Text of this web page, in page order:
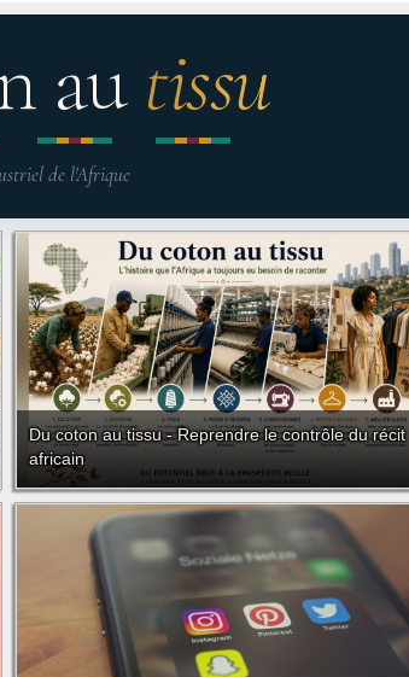
au tissu
de l'Afrique
Du coton au tissu - Reprendre le contrôle du récit
africain